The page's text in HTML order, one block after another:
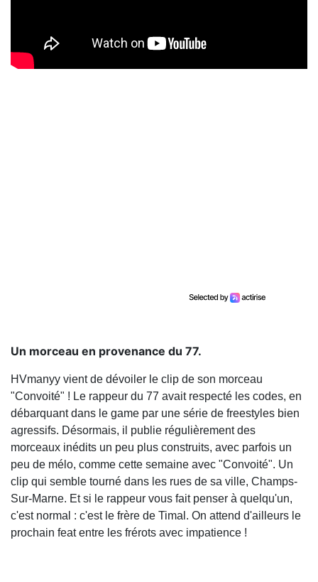
Un morceau en provenance du 77.
HVmanyy vient de dévoiler le clip de son morceau
"Convoité" ! Le rappeur du 77 avait respecté les codes, en
débarquant dans le game par une série de freestyles bien
agressifs. Désormais, il publie régulièrement des
morceaux inédits un peu plus construits, avec parfois un
peu de mélo, comme cette semaine avec "Convoité". Un
clip qui semble tourné dans les rues de sa ville, Champs-
Sur-Marne. Et si le rappeur vous fait penser à quelqu'un,
c'est normal : c'est le frère de Timal. On attend d'ailleurs le
prochain feat entre les frérots avec impatience !